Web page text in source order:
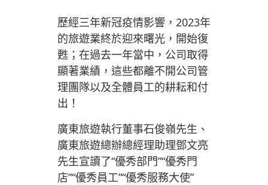
歷經三年新冠疫情影響，2023年
的旅遊業終於迎來曙光，開始復
甦；在過去一年當中，公司取得
顯著業績，這些都離不開公司管
理團隊以及全體員工的耕耘和付
出！
廣東旅遊執行董事石俊嶺先生、
廣東旅遊總辦總經理助理鄧文亮
先生宣讀了“優秀部門”“優秀門
店”“優秀員工”“優秀服務大使”